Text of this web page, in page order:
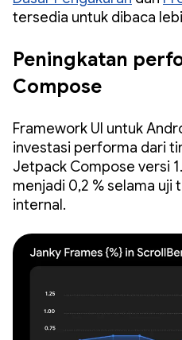
tersedia untuk dibaca
Peningkatan
Compose
Framework UI untuk
investasi performa dari
Jetpack Compose versi
menjadi 0,2 % selama uji
internal.